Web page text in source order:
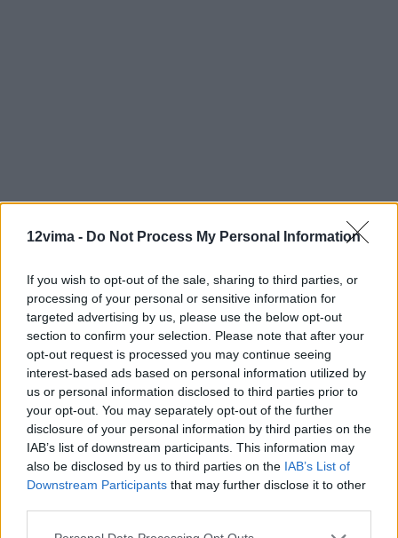
12vima - Do Not Process My Personal Information
If you wish to opt-out of the sale, sharing to third parties, or
processing of your personal or sensitive information for
targeted advertising by us, please use the below opt-out
section to confirm your selection. Please note that after your
opt-out request is processed you may continue seeing
interest-based ads based on personal information utilized by
us or personal information disclosed to third parties prior to
your opt-out. You may separately opt-out of the further
disclosure of your personal information by third parties on the
IAB’s list of downstream participants. This information may
also be disclosed by us to third parties on the IAB’s List of
Downstream Participants that may further disclose it to other